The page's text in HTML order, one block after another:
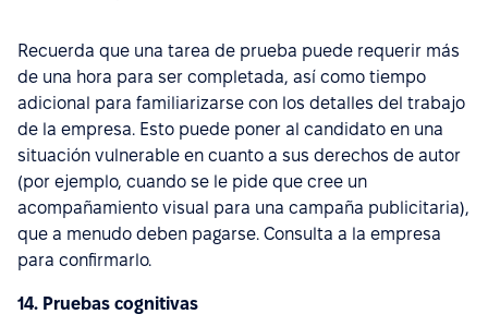
Recuerda que una tarea de prueba puede requerir más
de una hora para ser completada, así como tiempo
adicional para familiarizarse con los detalles del trabajo
de la empresa. Esto puede poner al candidato en una
situación vulnerable en cuanto a sus derechos de autor
(por ejemplo, cuando se le pide que cree un
acompañamiento visual para una campaña publicitaria),
que a menudo deben pagarse. Consulta a la empresa
para confirmarlo.
14. Pruebas cognitivas